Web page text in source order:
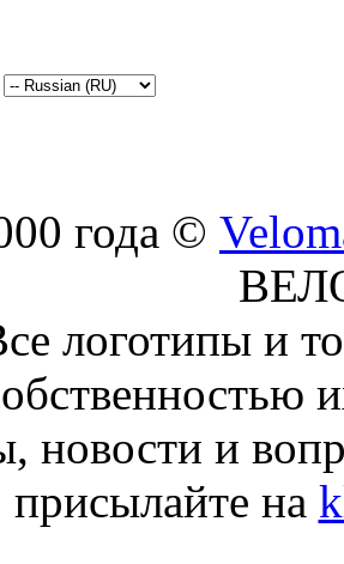
года ©
логотипы и
новости и
присылайте на